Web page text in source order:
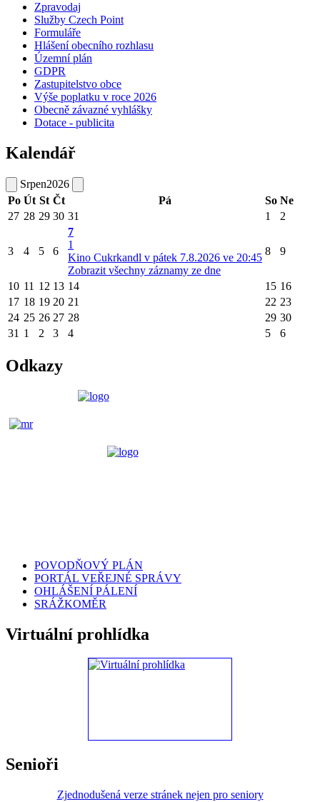
Zpravodaj
Služby Czech Point
Formuláře
Hlášení obecního rozhlasu
Územní plán
GDPR
Zastupitelstvo obce
Výše poplatku v roce 2026
Obecně závazné vyhlášky
Dotace - publicita
Kalendář
Srpen2026
Po Út St Čt Pá So Ne
27 28 29 30 31 1 2
3 4 5 6
7
1
Kino Cukrkandl v pátek 7.8.2026 ve 20:45
Zobrazit všechny záznamy ze dne
8 9
10 11 12 13 14 15 16
17 18 19 20 21 22 23
24 25 26 27 28 29 30
31 1 2 3 4 5 6
Odkazy
POVODŇOVÝ PLÁN
PORTÁL VEŘEJNÉ SPRÁVY
OHLÁŠENÍ PÁLENÍ
SRÁŽKOMĚR
Virtuální prohlídka
Senioři
Zjednodušená verze stránek nejen pro seniory